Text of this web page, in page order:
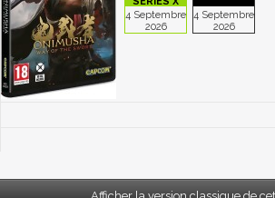
4 Septembre
2026
4 Septembre
2026